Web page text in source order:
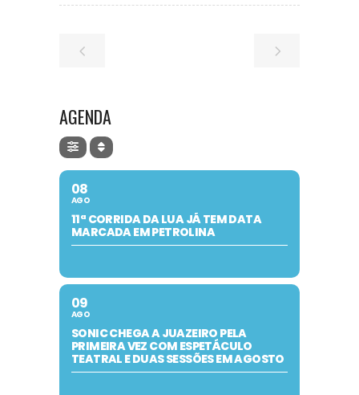
AGENDA
08
AGO
11ª CORRIDA DA LUA JÁ TEM DATA
MARCADA EM PETROLINA
09
AGO
SONIC CHEGA A JUAZEIRO PELA
PRIMEIRA VEZ COM ESPETÁCULO
TEATRAL E DUAS SESSÕES EM AGOSTO